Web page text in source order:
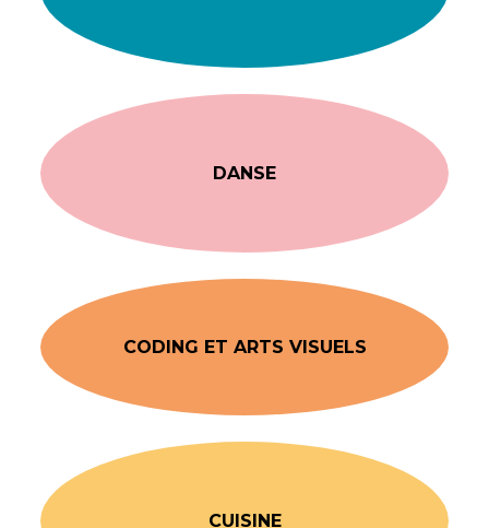
DANSE
CODING ET ARTS VISUELS
CUISINE